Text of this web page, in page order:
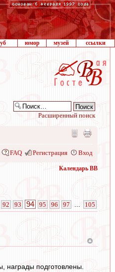
юмор музей ссылки
Расширенный поиск
FAQ Регистрация Вход
Календарь ВВ
92 93 94 95 96 97 105
награды подготовлены.